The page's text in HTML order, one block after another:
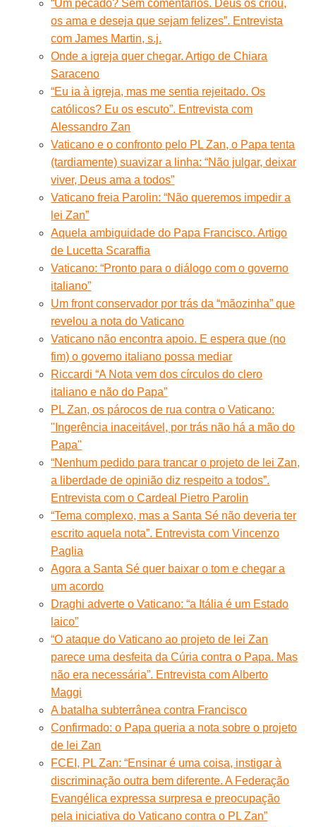
“Um pecado? Sem comentários. Deus os criou,
os ama e deseja que sejam felizes”. Entrevista
com James Martin, s.j.
Onde a igreja quer chegar. Artigo de Chiara
Saraceno
“Eu ia à igreja, mas me sentia rejeitado. Os
católicos? Eu os escuto”. Entrevista com
Alessandro Zan
Vaticano e o confronto pelo PL Zan, o Papa tenta
(tardiamente) suavizar a linha: “Não julgar, deixar
viver, Deus ama a todos”
Vaticano freia Parolin: “Não queremos impedir a
lei Zan”
Aquela ambiguidade do Papa Francisco. Artigo
de Lucetta Scaraffia
Vaticano: “Pronto para o diálogo com o governo
italiano”
Um front conservador por trás da “mãozinha” que
revelou a nota do Vaticano
Vaticano não encontra apoio. E espera que (no
fim) o governo italiano possa mediar
Riccardi “A Nota vem dos círculos do clero
italiano e não do Papa”
PL Zan, os párocos de rua contra o Vaticano:
"Ingerência inaceitável, por trás não há a mão do
Papa"
“Nenhum pedido para trancar o projeto de lei Zan,
a liberdade de opinião diz respeito a todos”.
Entrevista com o Cardeal Pietro Parolin
“Tema complexo, mas a Santa Sé não deveria ter
escrito aquela nota”. Entrevista com Vincenzo
Paglia
Agora a Santa Sé quer baixar o tom e chegar a
um acordo
Draghi adverte o Vaticano: “a Itália é um Estado
laico”
“O ataque do Vaticano ao projeto de lei Zan
parece uma desfeita da Cúria contra o Papa. Mas
não era necessária”. Entrevista com Alberto
Maggi
A batalha subterrânea contra Francisco
Confirmado: o Papa queria a nota sobre o projeto
de lei Zan
FCEI, PL Zan: “Ensinar é uma coisa, instigar à
discriminação outra bem diferente. A Federação
Evangélica expressa surpresa e preocupação
pela iniciativa do Vaticano contra o PL Zan”